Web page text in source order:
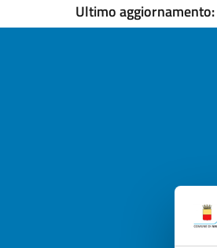
Ultimo aggiornamento: